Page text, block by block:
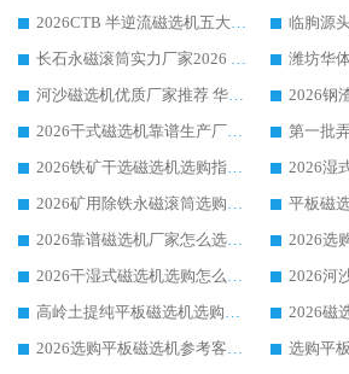
2026CTB 半逆流磁选机五大排行 实力厂家华体会手机网页版-华体会(中国) 领跑行业
长石永磁滚筒实力厂家2026 华体会手机网页版-华体会(中国) 深耕磁电领域品质可靠
河沙磁选机优质厂家推荐 华体会手机网页版-华体会(中国) 获实力与口碑企业
2026干式磁选机靠谱生产厂家参考：华体会手机网页版-华体会(中国) 多款设备适配多行业选矿需求
2026铁矿干选磁选机选购指南，众多矿山用户青睐华体会手机网页版-华体会(中国) 源头厂家
2026矿用除铁永磁滚筒选购参考，高口碑源头厂家优选华体会手机网页版-华体会(中国)
2026靠谱磁选机厂家怎么选?综合实测，众多客户青睐华体会手机网页版-华体会(中国) 设备
2026干湿式磁选机选购怎么选?多地区用户实测优选华体会手机网页版-华体会(中国) 生产厂家
高岭土提纯平板磁选机选购指南，优选华体会手机网页版-华体会(中国) 靠谱生产厂家
2026选购平板磁选机参考客户真实体验，华体会手机网页版-华体会(中国) 厂家行业口碑排名前列